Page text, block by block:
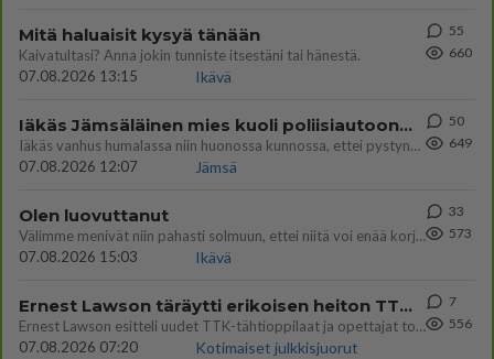
Mitä haluaisit kysyä tänään
Kaivatultasi? Anna jokin tunniste itsestäni tai hänestä.
07.08.2026 13:15
Ikävä
55
660
Iäkäs Jämsäläinen mies kuoli poliisiautoon matkalla Jyväskylän putkaan
Iäkäs vanhus humalassa niin huonossa kunnossa, ettei pystynyt huolehtimaan itsestään niin ainoa apu sillä hetkellä oli
07.08.2026 12:07
Jämsä
50
649
Olen luovuttanut
Välimme menivät niin pahasti solmuun, ettei niitä voi enää korjata. On aika jatkaa elämässä eteenpäin. Toivon sulle kaik
07.08.2026 15:03
Ikävä
33
573
Ernest Lawson täräytti erikoisen heiton TTK-lehdistötilaisuudessa: " Onko tässä tarkoituksena...?"
Ernest Lawson esitteli uudet TTK-tähtioppilaat ja opettajat torstaina 6.8. lehdistölle. Tulevalla kaudella on yksi hausk
07.08.2026 07:20
Kotimaiset julkkisjuorut
7
556